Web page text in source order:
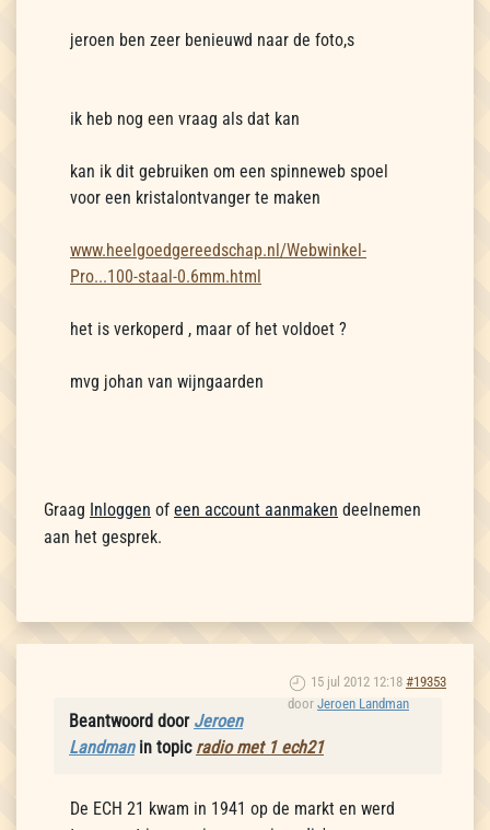
jeroen ben zeer benieuwd naar de foto,s
ik heb nog een vraag als dat kan
kan ik dit gebruiken om een spinneweb spoel
voor een kristalontvanger te maken
www.heelgoedgereedschap.nl/Webwinkel-
Pro...100-staal-0.6mm.html
het is verkoperd , maar of het voldoet ?
mvg johan van wijngaarden
Graag Inloggen of een account aanmaken deelnemen
aan het gesprek.
15 jul 2012 12:18 #19353
door Jeroen Landman
Beantwoord door Jeroen
Landmanin topic radio met 1 ech21
De ECH 21 kwam in 1941 op de markt en werd